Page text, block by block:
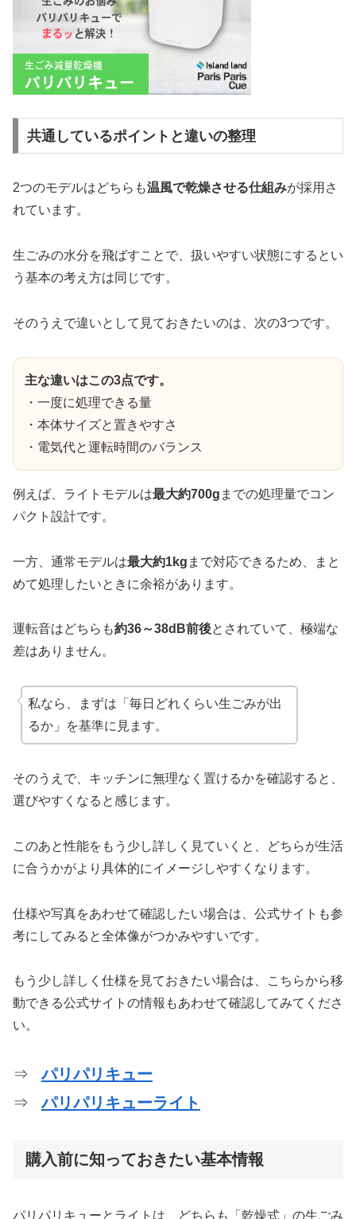
共通しているポイントと違いの整理
2つのモデルはどちらも温風で乾燥させる仕組みが採用さ
れています。
生ごみの水分を飛ばすことで、扱いやすい状態にするとい
う基本の考え方は同じです。
そのうえで違いとして見ておきたいのは、次の3つです。
主な違いはこの3点です。
・一度に処理できる量
・本体サイズと置きやすさ
・電気代と運転時間のバランス
例えば、ライトモデルは最大約700g までの処理量でコン
パクト設計です。
一方、通常モデルは最大約1kg まで対応できるため、まと
めて処理したいときに余裕があります。
運転音はどちらも約36～38dB前後とされていて、極端な
差はありません。
私なら、まずは「毎日どれくらい生ごみが出
るか」を基準に見ます。
そのうえで、キッチンに無理なく置けるかを確認すると、
選びやすくなると感じます。
このあと性能をもう少し詳しく見ていくと、どちらが生活
に合うかがより具体的にイメージしやすくなります。
仕様や写真をあわせて確認したい場合は、公式サイトも参
考にしてみると全体像がつかみやすいです。
もう少し詳しく仕様を見ておきたい場合は、こちらから移
動できる公式サイトの情報もあわせて確認してみてくださ
い。
⇒
パリパリキュー
⇒
パリパリキューライト
購入前に知っておきたい基本情報
パリパリキューとライトは、どちらも「乾燥式」の生ごみ